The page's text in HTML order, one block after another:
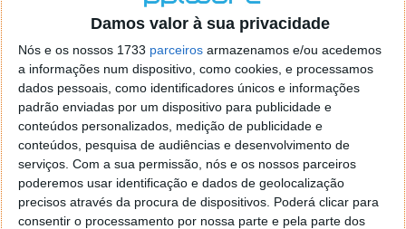
Damos valor à sua privacidade
Nós e os nossos 1733 parceiros armazenamos e/ou acedemos
a informações num dispositivo, como cookies, e processamos
dados pessoais, como identificadores únicos e informações
padrão enviadas por um dispositivo para publicidade e
conteúdos personalizados, medição de publicidade e
conteúdos, pesquisa de audiências e desenvolvimento de
serviços. Com a sua permissão, nós e os nossos parceiros
poderemos usar identificação e dados de geolocalização
precisos através da procura de dispositivos. Poderá clicar para
consentir o processamento por nossa parte e pela parte dos
Um dos grandes trunfos é a sua capacidade de
personalização. O VIDAA OS permite-lhe fixar e
reorganizar as suas aplicações e fontes de conteúdo
favoritas para um acesso mais rápido. Isto acaba
com os menus complexose os imensos cliques
desnecessários para chegar a coisas simples
Para isso, basta premir e manter a tecla "OK" em
cima da app que quer mover. A seguir, é só usar as
setas para arrastá-la para onde pretende.